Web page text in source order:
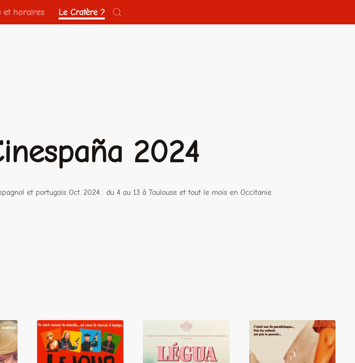
et horaires Le Cratère ?
2024
et portugais Oct. 2024 : du 4 au 13 à Toulouse et tout le mois en Occitanie